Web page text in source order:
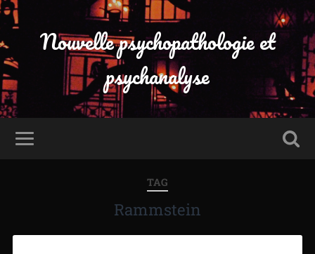
Nouvelle psychopathologie et
psychanalyse
TAG
Rammstein